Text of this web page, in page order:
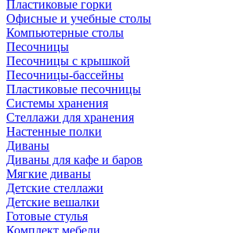
Пластиковые горки
Офисные и учебные столы
Компьютерные столы
Песочницы
Песочницы с крышкой
Песочницы-бассейны
Пластиковые песочницы
Системы хранения
Стеллажи для хранения
Настенные полки
Диваны
Диваны для кафе и баров
Мягкие диваны
Детские стеллажи
Детские вешалки
Готовые стулья
Комплект мебели